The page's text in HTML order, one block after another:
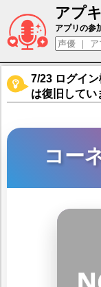
アプ
コーネ
アプリの参
7/23 ログイ
は復旧してい
コー